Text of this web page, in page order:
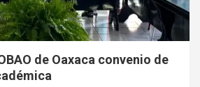
de Oaxaca convenio de